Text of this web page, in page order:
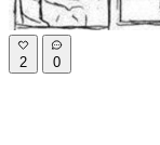
2 0